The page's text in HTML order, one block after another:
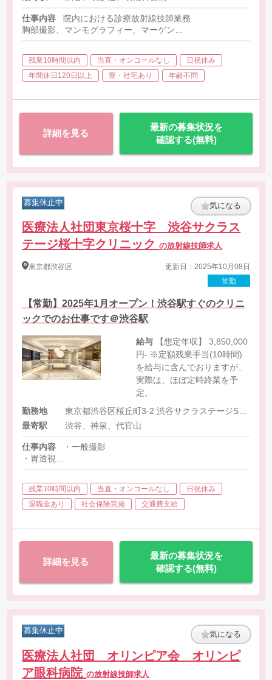
仕事内容
院内における診療放射線技師業務
胸部撮影、マンモグラフィー、マーゲン
残業10時間以内 当直・オンコールなし
日祝休み
年間休日120日以上
寮・社宅あり 年齢不問
詳細を見る
最新の募集状況を
確認する(無料)
募集休止中 気になる
医療法人社団東京桜十字 渋谷サクラス
テージ桜十字クリニックの放射線技師求人
東京都渋谷区
更新日：2025年10月08日
常勤
【常勤】2025年1月オープン！渋谷駅すぐのクリニ
ックでのお仕事です＠渋谷駅
給与
円- ※定額残業手当(10時間)
を給与に含んでおりますが、
実際は、ほぼ定時終業を予
定。
勤務地
最寄駅
渋谷、神泉、代官山
仕事内容
・一般撮影
・胃透視
・CT
残業10時間以内 当直・オンコールなし
日祝休み
退職金あり
社会保険完備 交通費支給
詳細を見る
最新の募集状況を
確認する(無料)
募集休止中 気になる
医療法人社団 オリンピア会 オリンピ
ア眼科病院の放射線技師求人